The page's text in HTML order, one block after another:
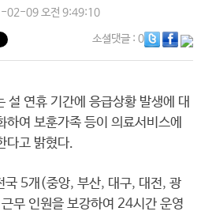
02-09 오전 9:49:10
소셜댓글: 0
연휴 기간에 응급상황 발생에 대
여 보훈가족 등이 의료서비스에
다고 밝혔다.
국 5개(중앙, 부산, 대구, 대전, 광
무 인원을 보강하여 24시간 운영